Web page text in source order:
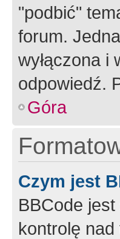
"podbić"
forum.
wyłączona i
odpowiedź.
Góra
Czym jest
BBCode
kontrolę